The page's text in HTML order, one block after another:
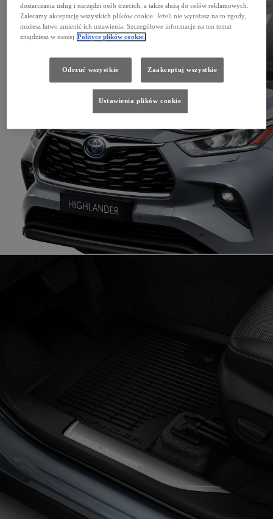
dostarczania usług i narzędzi osób trzecich, a także służą do celów reklamowych.
Zalecamy akceptację wszystkich plików cookie. Jeżeli nie wyrażasz na to zgody,
możesz łatwo zmienić ich ustawienia. Szczegółowe informacje na ten temat
znajdziesz w naszej Polityce plików cookie.
Odrzuć wszystkie Zaakceptuj wszystkie
Ustawienia plików cookie